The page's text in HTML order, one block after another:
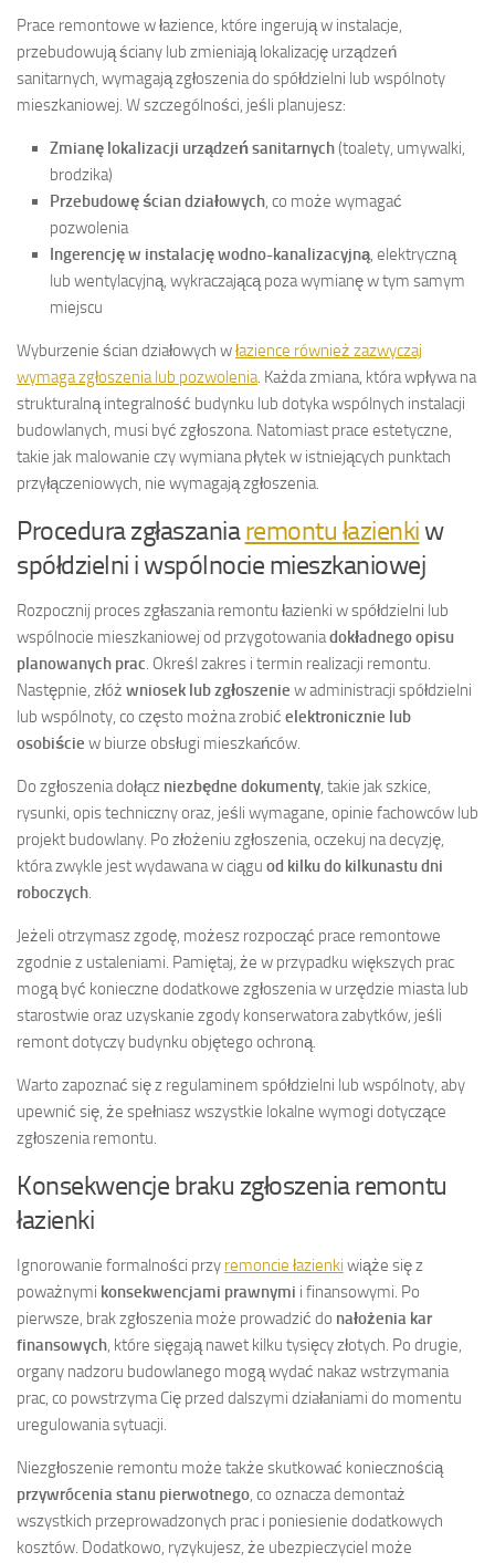
Prace remontowe w łazience, które ingerują w instalacje,
przebudowują ściany lub zmieniają lokalizację urządzeń
sanitarnych, wymagają zgłoszenia do spółdzielni lub wspólnoty
mieszkaniowej. W szczególności, jeśli planujesz:
Zmianę lokalizacji urządzeń sanitarnych(toalety, umywalki,
brodzika)
Przebudowę ścian działowych , co może wymagać
pozwolenia
Ingerencję w instalację wodno-kanalizacyjną , elektryczną
lub wentylacyjną, wykraczającą poza wymianę w tym samym
miejscu
Wyburzenie ścian działowych włazience również zazwyczaj
wymaga zgłoszenia lub pozwolenia . Każda zmiana, która wpływa na
strukturalną integralność budynku lub dotyka wspólnych instalacji
budowlanych, musi być zgłoszona. Natomiast prace estetyczne,
takie jak malowanie czy wymiana płytek w istniejących punktach
przyłączeniowych, nie wymagają zgłoszenia.
Procedura zgłaszaniaremontu łazienkiw
spółdzielni i wspólnocie mieszkaniowej
Rozpocznij proces zgłaszania remontu łazienki w spółdzielni lub
wspólnocie mieszkaniowej od przygotowaniadokładnego opisu
planowanych prac . Określ zakres i termin realizacji remontu.
Następnie, złóż wniosek lub zgłoszenie w administracji spółdzielni
lub wspólnoty, co często można zrobić elektronicznie lub
osobiście w biurze obsługi mieszkańców.
Do zgłoszenia dołącz niezbędne dokumenty , takie jak szkice,
rysunki, opis techniczny oraz, jeśli wymagane, opinie fachowców lub
projekt budowlany. Po złożeniu zgłoszenia, oczekuj na decyzję,
która zwykle jest wydawana w ciągu od kilku do kilkunastu dni
roboczych
Jeżeli otrzymasz zgodę, możesz rozpocząć prace remontowe
zgodnie z ustaleniami. Pamiętaj, że w przypadku większych prac
mogą być konieczne dodatkowe zgłoszenia w urzędzie miasta lub
starostwie oraz uzyskanie zgody konserwatora zabytków, jeśli
remont dotyczy budynku objętego ochroną.
Warto zapoznać się z regulaminem spółdzielni lub wspólnoty, aby
upewnić się, że spełniasz wszystkie lokalne wymogi dotyczące
zgłoszenia remontu.
Konsekwencje braku zgłoszenia remontu
łazienki
Ignorowanie formalności przy remoncie łazienki wiąże się z
poważnymi konsekwencjami prawnymi i finansowymi. Po
pierwsze, brak zgłoszenia może prowadzić do nałożenia kar
finansowych , które sięgają nawet kilku tysięcy złotych. Po drugie,
organy nadzoru budowlanego mogą wydać nakaz wstrzymania
prac, co powstrzyma Cię przed dalszymi działaniami do momentu
uregulowania sytuacji.
Niezgłoszenie remontu może także skutkować koniecznością
przywrócenia stanu pierwotnego , co oznacza demontaż
wszystkich przeprowadzonych prac i poniesienie dodatkowych
kosztów. Dodatkowo, ryzykujesz, że ubezpieczyciel może